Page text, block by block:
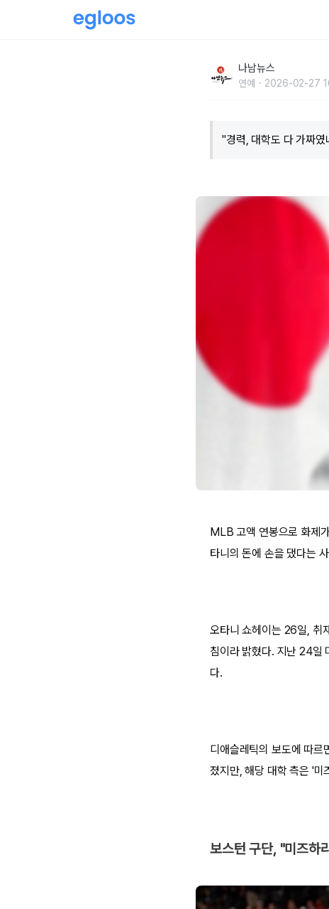
나남뉴스
연예 2026-02-27
"경력, 대학도 다 가짜
MLB 고액 연봉으로 화제
타니의 돈에 손을 댔다는
오타니 쇼헤이는 26일, 취
침이라 밝혔다. 지난 24일
다.
디애슬레틱의 보도에 따르
졌지만, 해당 대학 측은 '미
보스턴 구단, "미즈하